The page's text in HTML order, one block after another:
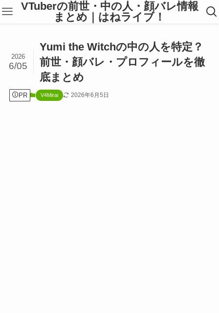
VTuberの前世・中の人・顔バレ情報
まとめ｜はねライブ！
Yumi the Witchの中の人を特定？
前世・顔バレ・プロフィールを徹
底まとめ
2026
6/05
PR V4Mirai 2026年6月5日